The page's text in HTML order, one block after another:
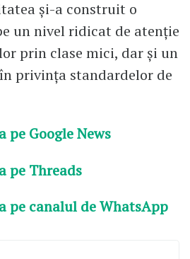
și-a construit o
un nivel ridicat de atenție
prin clase mici, dar și un
privința standardelor de
pe Google News
pe Threads
pe canalul de WhatsApp